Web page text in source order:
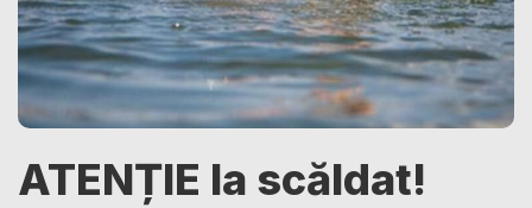
ATENȚIE la scăldat!